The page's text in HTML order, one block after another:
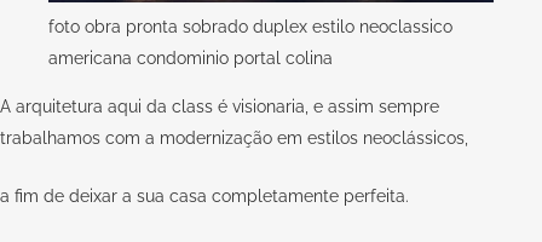
foto obra pronta sobrado duplex estilo neoclassico
americana condominio portal colina
A arquitetura aqui da class é visionaria, e assim sempre
trabalhamos com a modernização em estilos neoclássicos,
a fim de deixar a sua casa completamente perfeita.